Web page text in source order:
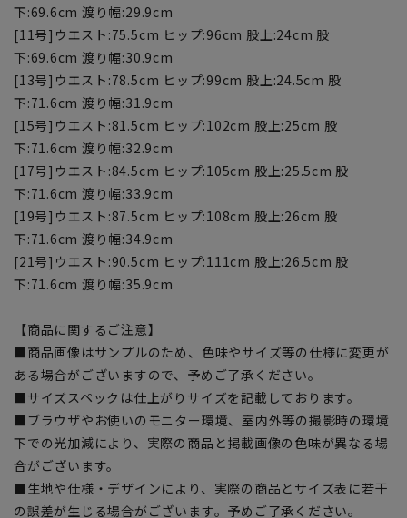
下:69.6cm 渡り幅:29.9cm
[11号]ウエスト:75.5cm ヒップ:96cm 股上:24cm 股
下:69.6cm 渡り幅:30.9cm
[13号]ウエスト:78.5cm ヒップ:99cm 股上:24.5cm 股
下:71.6cm 渡り幅:31.9cm
[15号]ウエスト:81.5cm ヒップ:102cm 股上:25cm 股
下:71.6cm 渡り幅:32.9cm
[17号]ウエスト:84.5cm ヒップ:105cm 股上:25.5cm 股
下:71.6cm 渡り幅:33.9cm
[19号]ウエスト:87.5cm ヒップ:108cm 股上:26cm 股
下:71.6cm 渡り幅:34.9cm
[21号]ウエスト:90.5cm ヒップ:111cm 股上:26.5cm 股
下:71.6cm 渡り幅:35.9cm
【商品に関するご注意】
■商品画像はサンプルのため、色味やサイズ等の仕様に変更が
ある場合がございますので、予めご了承ください。
■サイズスペックは仕上がりサイズを記載しております。
■ブラウザやお使いのモニター環境、室内外等の撮影時の環境
下での光加減により、実際の商品と掲載画像の色味が異なる場
合がございます。
■生地や仕様・デザインにより、実際の商品とサイズ表に若干
の誤差が生じる場合がございます。予めご了承ください。